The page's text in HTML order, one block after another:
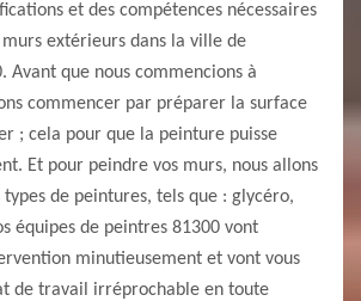
et des compétences nécessaires
extérieurs dans la ville de
Avant que nous commencions à
commencer par préparer la surface
; cela pour que la peinture puisse
Et pour peindre vos murs, nous allons
de peintures, tels que : glycéro,
équipes de peintres 81300 vont
minutieusement et vont vous
de travail irréprochable en toute